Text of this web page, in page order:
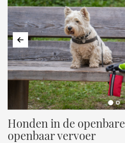
Vorige
Honden in de
openbaar vervoer